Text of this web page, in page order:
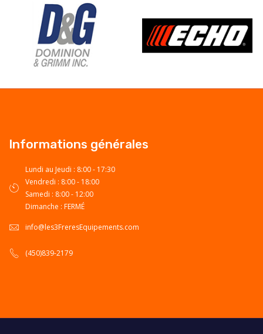
Informations générales
Lundi au Jeudi : 8:00 - 17:30
Vendredi : 8:00 - 18:00
Samedi : 8:00 - 12:00
Dimanche : FERMÉ
info@les3FreresEquipements.com
(450)839-2179